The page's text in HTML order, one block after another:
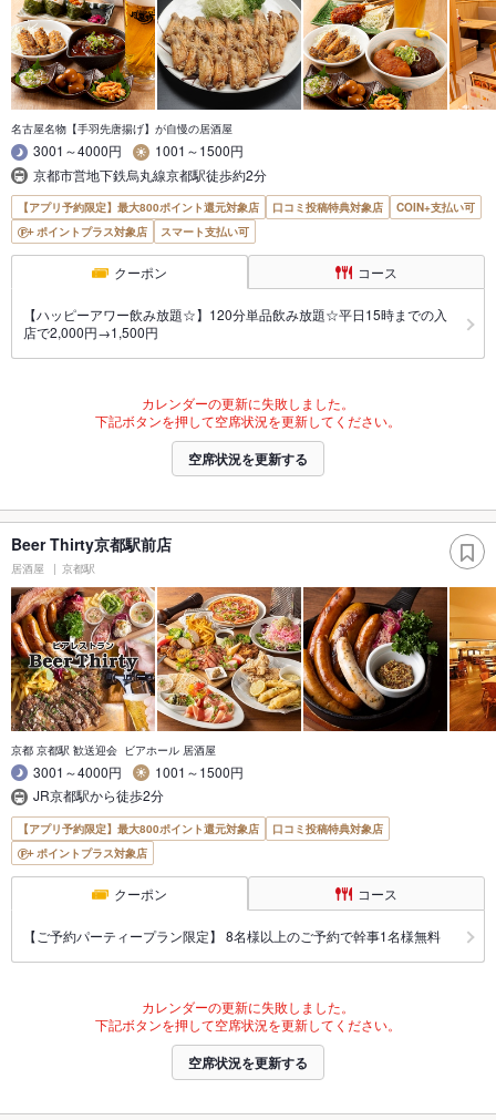
名古屋名物【手羽先唐揚げ】が自慢の居酒屋
3001～4000円
1001～1500円
京都市営地下鉄烏丸線京都駅徒歩約2分
【アプリ予約限定】最大800ポイント還元対象店 口コミ投稿特典対象店
COIN+支払い可
ポイントプラス対象店
スマート支払い可
クーポン コース
【ハッピーアワー飲み放題☆】120分単品飲み放題☆平日15時までの入
店で2,000円→1,500円
カレンダーの更新に失敗しました。
下記ボタンを押して空席状況を更新してください。
空席状況を更新する
Beer Thirty京都駅前店
居酒屋 京都駅
京都 京都駅 歓送迎会 ビアホール 居酒屋
3001～4000円
1001～1500円
JR京都駅から徒歩2分
【アプリ予約限定】最大800ポイント還元対象店
口コミ投稿特典対象店
ポイントプラス対象店
クーポン コース
【ご予約パーティープラン限定】 8名様以上のご予約で幹事1名様無料
カレンダーの更新に失敗しました。
下記ボタンを押して空席状況を更新してください。
空席状況を更新する